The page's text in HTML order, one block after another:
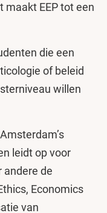
maakt EEP tot een
die een
of beleid
willen
leidt op voor
andere de
Economics
van